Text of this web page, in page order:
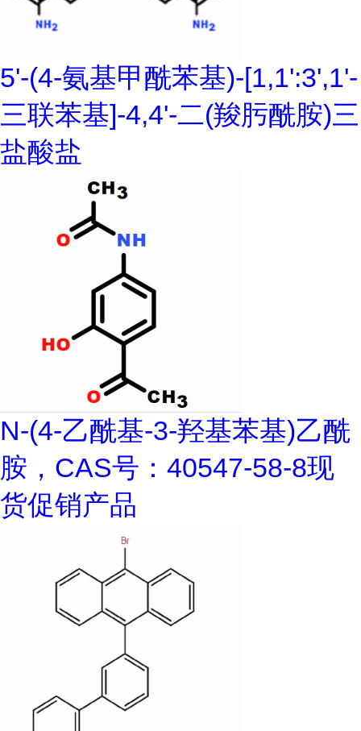
5'-(4-氨基甲酰苯基)-[1,1':3',1'-
三联苯基]-4,4'-二(羧肟酰胺)三
盐酸盐
N-(4-乙酰基-3-羟基苯基)乙酰
胺，CAS号：40547-58-8现
货促销产品